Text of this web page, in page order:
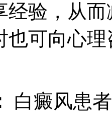
经验，从
也可向心
白癜风患